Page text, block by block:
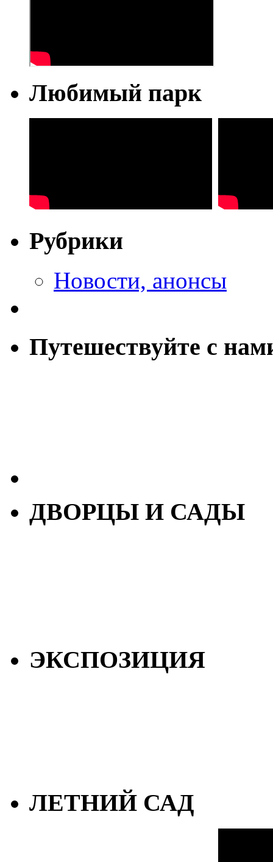
Любимый парк
Рубрики
Новости, анонсы
Путешествуйте с
ДВОРЦЫ И САДЫ
ЭКСПОЗИЦИЯ
ЛЕТНИЙ САД